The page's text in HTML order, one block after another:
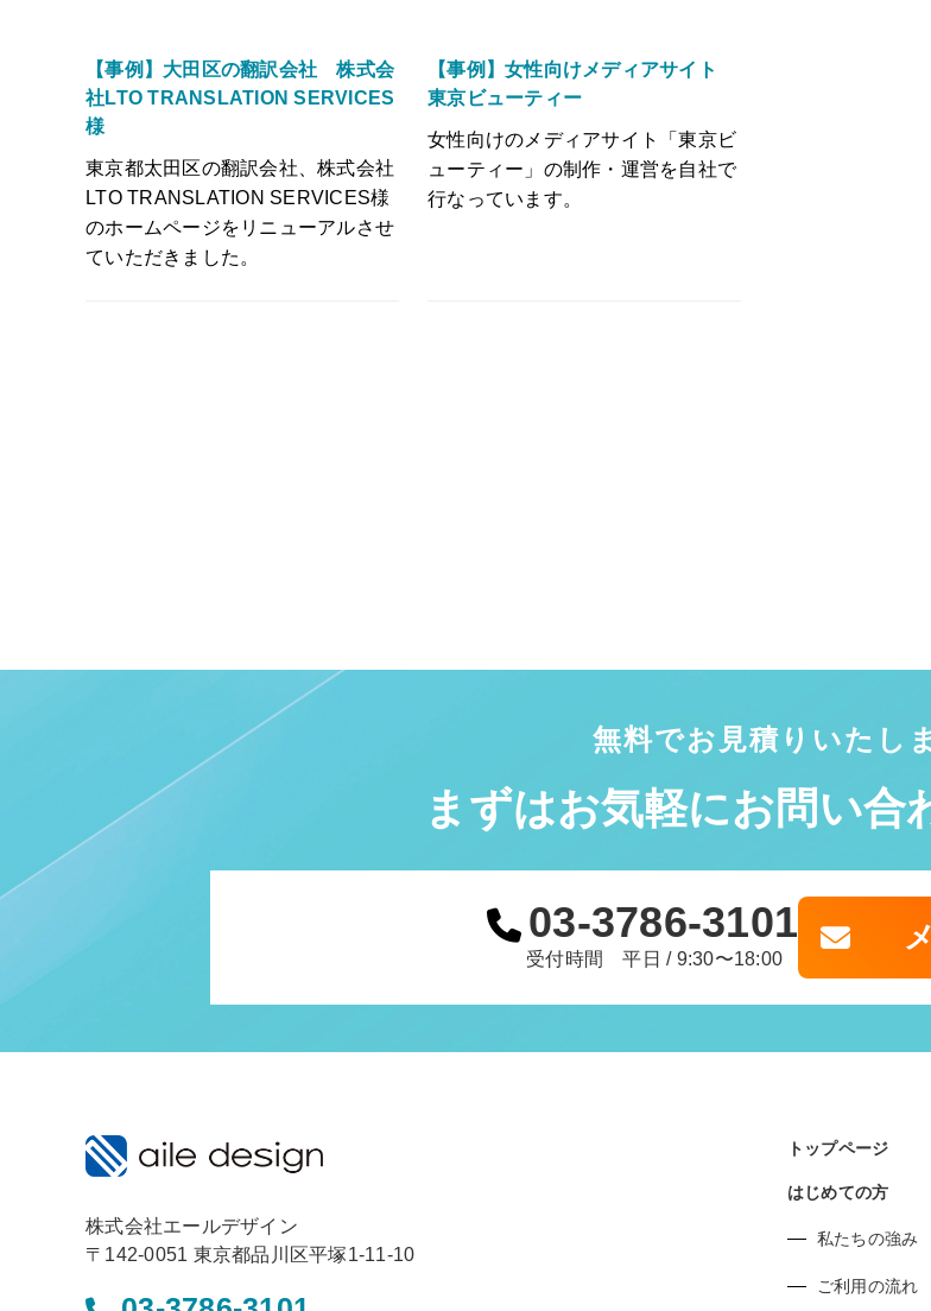
【事例】大田区の翻訳会社 株式会
社LTO TRANSLATION SERVICES
様
東京都太田区の翻訳会社、株式会社
LTO TRANSLATION SERVICES様
のホームページをリニューアルさせ
ていただきました。
【事例】女性向けメディアサイト
東京ビューティー
女性向けのメディアサイト「東京ビ
ューティー」の制作・運営を自社で
行なっています。
無料でお見積りいたし
まずはお気軽にお問い合
03-3786-3101
受付時間 平日 / 9:30〜18:00
株式会社エールデザイン
〒142-0051 東京都品川区平塚1-11-10
トップページ
はじめての方
私たちの強み
ご利用の流れ